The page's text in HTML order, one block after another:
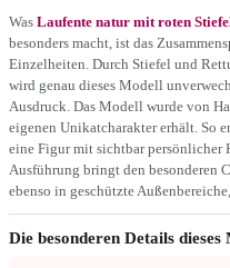
Was Laufente natur mit roten
besonders macht, ist das
Einzelheiten. Durch Stiefel und
wird genau dieses Modell
Ausdruck. Das Modell wurde von
eigenen Unikatcharakter erhält. So
eine Figur mit sichtbar persönlicher
Ausführung bringt den besonderen
ebenso in geschützte
Die besonderen Details dieses